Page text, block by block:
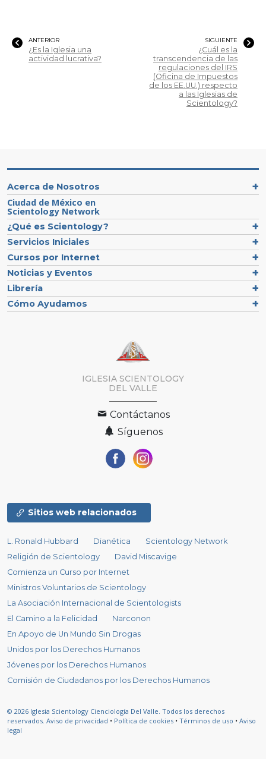
ANTERIOR
¿Es la Iglesia una
actividad lucrativa?
SIGUIENTE
¿Cuál es la
transcendencia de las
regulaciones del IRS
(Oficina de Impuestos
de los EE.UU.) respecto
a las Iglesias de
Scientology?
Acerca de Nosotros
Ciudad de México en
Scientology Network
¿Qué es Scientology?
Servicios Iniciales
Cursos por Internet
Noticias y Eventos
Librería
Cómo Ayudamos
IGLESIA SCIENTOLOGY
DEL VALLE
Contáctanos
Síguenos
Sitios web relacionados
L. Ronald Hubbard Dianética
Scientology Network
Religión de Scientology
David Miscavige
Comienza un Curso por Internet
Ministros Voluntarios de Scientology
La Asociación Internacional de Scientologists
El Camino a la Felicidad
Narconon
En Apoyo de Un Mundo Sin Drogas
Unidos por los Derechos Humanos
Jóvenes por los Derechos Humanos
Comisión de Ciudadanos por los Derechos Humanos
© 2026 Iglesia Scientology Cienciología Del Valle. Todos los derechos
reservados. Aviso de privacidad • Política de cookies • Términos de uso • Aviso
legal